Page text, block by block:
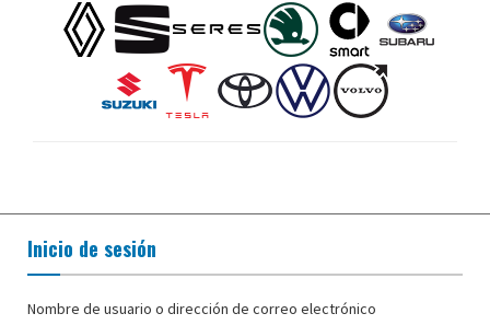
Inicio de sesión
Nombre de usuario o dirección de correo electrónico